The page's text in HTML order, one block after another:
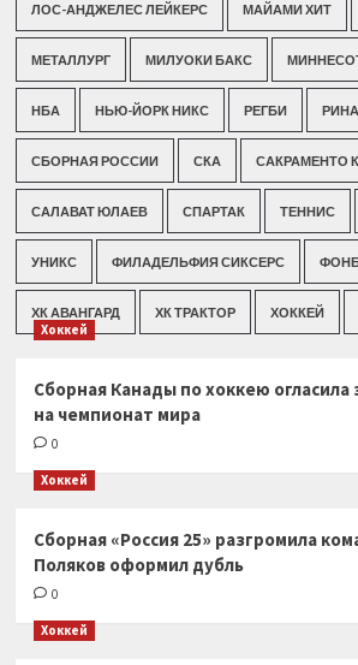
ЛОС-АНДЖЕЛЕС ЛЕЙКЕРС МАЙАМИ ХИТ
МЕТАЛЛУРГ МИЛУОКИ БАКС
НБА НЬЮ-ЙОРК НИКС РЕГБИ
СБОРНАЯ РОССИИ СКА САКРАМЕНТО
САЛАВАТ ЮЛАЕВ СПАРТАК ТЕННИС
УНИКС ФИЛАДЕЛЬФИЯ СИКСЕРС
ХК АВАНГАРД ХК ТРАКТОР ХОККЕЙ
Хоккей
Сборная Канады по хоккею огласила
на чемпионат мира
0
Хоккей
Сборная «Россия 25» разгромила
Поляков оформил дубль
0
Хоккей